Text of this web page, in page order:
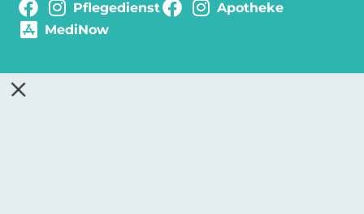
Pflegedienst
Apotheke
MediNow